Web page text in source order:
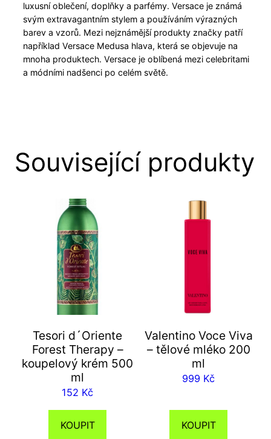
luxusní oblečení, doplňky a parfémy. Versace je známá
svým extravagantním stylem a používáním výrazných
barev a vzorů. Mezi nejznámější produkty značky patří
například Versace Medusa hlava, která se objevuje na
mnoha produktech. Versace je oblíbená mezi celebritami
a módními nadšenci po celém světě.
Související produkty
Tesori d´Oriente
Forest Therapy –
koupelový krém 500
ml
152 Kč
KOUPIT
Valentino Voce Viva
– tělové mléko 200
ml
999 Kč
KOUPIT